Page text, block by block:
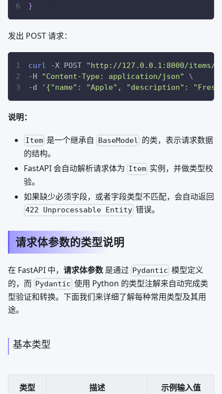
}
发出 POST 请求：
curl -X POST
"http://127.0.0.1:8000/items/"
-H
"Content-Type: application/json"
\
-d
'{"name": "Apple", "description":
说明：
Item 是一个继承自 BaseModel 的类，表示请求数据
的结构。
FastAPI 会自动解析请求体为 Item 实例，并做类型校
验。
如果缺少必须字段，或者字段类型不匹配，会自动返回
422 Unprocessable Entity 错误。
请求体参数的类型说明
在 FastAPI 中， 请求体参数 是通过 Pydantic 模型定义
的，而 Pydantic 使用 Python 的类型注解来自动完成类
型验证和转换。下面我们来详细了解每种常用类型及其用
途。
基本类型
类型 描述 示例输入值